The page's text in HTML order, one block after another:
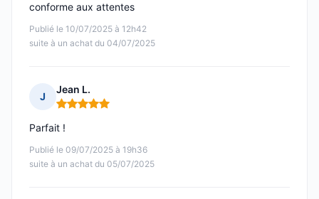
Publié le 10/07/2025 à 12h42
suite à un achat du 04/07/2025
conforme aux attentes
J
Jean L.
Note : 5 sur 5
Publié le 09/07/2025 à 19h36
suite à un achat du 05/07/2025
Parfait !